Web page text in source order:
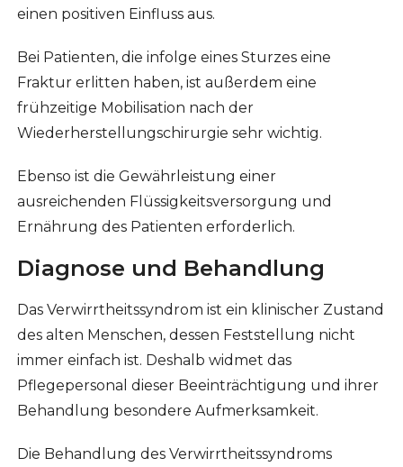
einen positiven Einfluss aus.
Bei Patienten, die infolge eines Sturzes eine
Fraktur erlitten haben, ist außerdem eine
frühzeitige Mobilisation nach der
Wiederherstellungschirurgie sehr wichtig.
Ebenso ist die Gewährleistung einer
ausreichenden Flüssigkeitsversorgung und
Ernährung des Patienten erforderlich.
Diagnose und Behandlung
Das Verwirrtheitssyndrom ist ein klinischer Zustand
des alten Menschen, dessen Feststellung nicht
immer einfach ist. Deshalb widmet das
Pflegepersonal dieser Beeinträchtigung und ihrer
Behandlung besondere Aufmerksamkeit.
Die Behandlung des Verwirrtheitssyndroms